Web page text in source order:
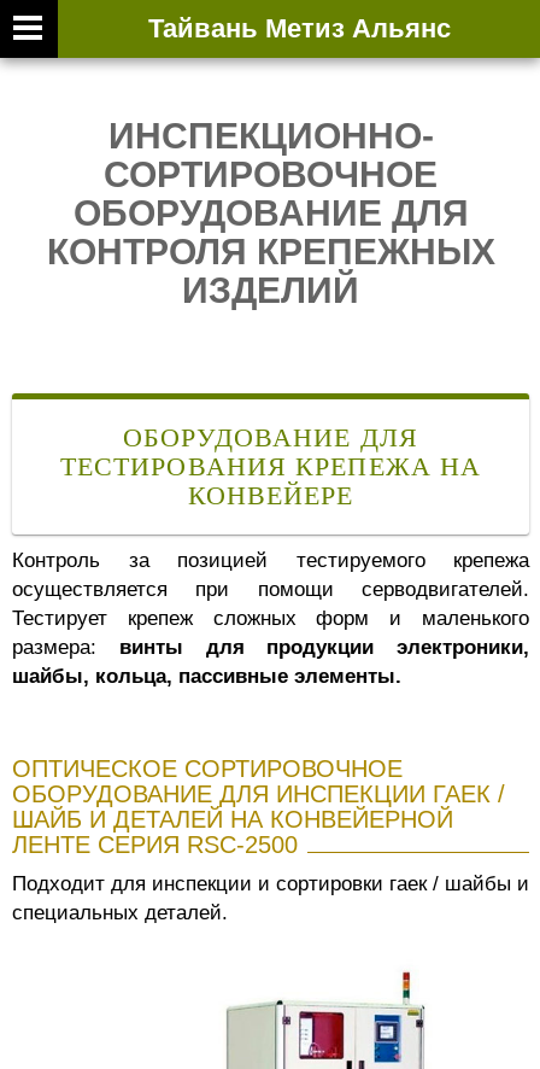
Тайвань Метиз АльянсВТОРИЧНАЯ
ИНСПЕКЦИОННО-
СОРТИРОВОЧНОЕ
ОБОРУДОВАНИЕ ДЛЯ
КОНТРОЛЯ КРЕПЕЖНЫХ
ИЗДЕЛИЙ
ОБОРУДОВАНИЕ ДЛЯ
ТЕСТИРОВАНИЯ КРЕПЕЖА НА
КОНВЕЙЕРЕ
Контроль за позицией тестируемого крепежа
осуществляется при помощи серводвигателей.
Тестирует крепеж сложных форм и маленького
размера: винты для продукции электроники,
шайбы, кольца, пассивные элементы.
ОПТИЧЕСКОЕ СОРТИРОВОЧНОЕ
ОБОРУДОВАНИЕ ДЛЯ ИНСПЕКЦИИ ГАЕК /
ШАЙБ И ДЕТАЛЕЙ НА КОНВЕЙЕРНОЙ
ЛЕНТЕ СЕРИЯ RSC-2500
Подходит для инспекции и сортировки гаек / шайбы и
специальных деталей.